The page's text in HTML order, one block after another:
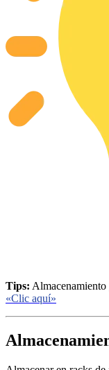
Tips:
«Clic aquí»